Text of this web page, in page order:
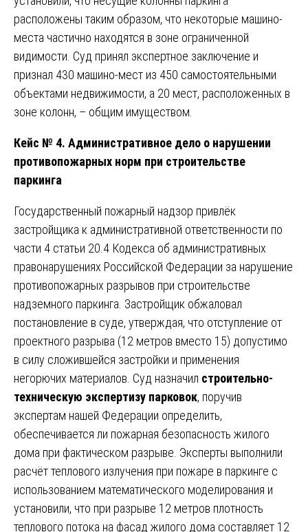
расположены таким образом, что некоторые машино-
места частично находятся в зоне ограниченной
видимости. Суд принял экспертное заключение и
признал 430 машино-мест из 450 самостоятельными
объектами недвижимости, а 20 мест, расположенных в
зоне колонн, – общим имуществом.
Кейс № 4. Административное дело о нарушении
противопожарных норм при строительстве
паркинга
Государственный пожарный надзор привлёк
застройщика к административной ответственности по
части 4 статьи 20.4 Кодекса об административных
правонарушениях Российской Федерации за нарушение
противопожарных разрывов при строительстве
надземного паркинга. Застройщик обжаловал
постановление в суде, утверждая, что отступление от
проектного разрыва (12 метров вместо 15) допустимо
в силу сложившейся застройки и применения
негорючих материалов. Суд назначил строительно-
техническую экспертизу парковок, поручив
экспертам нашей Федерации определить,
обеспечивается ли пожарная безопасность жилого
дома при фактическом разрыве. Эксперты выполнили
расчёт теплового излучения при пожаре в паркинге с
использованием математического моделирования и
установили, что при разрыве 12 метров плотность
теплового потока на фасад жилого дома составляет 12